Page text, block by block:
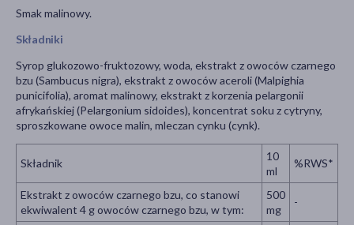
Smak malinowy.
Składniki
Syrop glukozowo-fruktozowy, woda, ekstrakt z owoców czarnego
bzu (Sambucus nigra), ekstrakt z owoców aceroli (Malpighia
punicifolia), aromat malinowy, ekstrakt z korzenia pelargonii
afrykańskiej (Pelargonium sidoides), koncentrat soku z cytryny,
sproszkowane owoce malin, mleczan cynku (cynk).
Składnik
10
ml
%RWS*
Ekstrakt z owoców czarnego bzu, co stanowi
ekwiwalent 4 g owoców czarnego bzu, w tym:
500
mg
-